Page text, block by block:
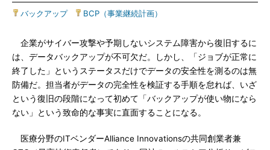
バックアップ| BCP（事業継続計画）
企業がサイバー攻撃や予期しないシステム障害から復旧するに
は、データバックアップが不可欠だ。しかし、「ジョブが正常に
終了した」というステータスだけでデータの安全性を測るのは無
防備だ。担当者がデータの完全性を検証する手順を怠れば、いざ
という復旧の段階になって初めて「バックアップが使い物になら
ない」という致命的な事実に直面することになる。
医療分野のITベンダーAlliance Innovationsの共同創業者兼